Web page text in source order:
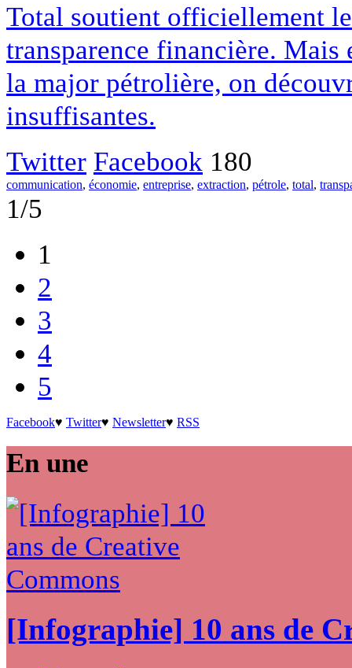
Total soutient officiellement
transparence financière. Mais
la major pétrolière, on
insuffisantes.
Twitter Facebook 180
communication, économie, entreprise, extraction, pétrole, total,
1/5
1
2
3
4
5
Facebook♥ Twitter♥ Newsletter♥ RSS
En une
[Infographie] 10 ans de